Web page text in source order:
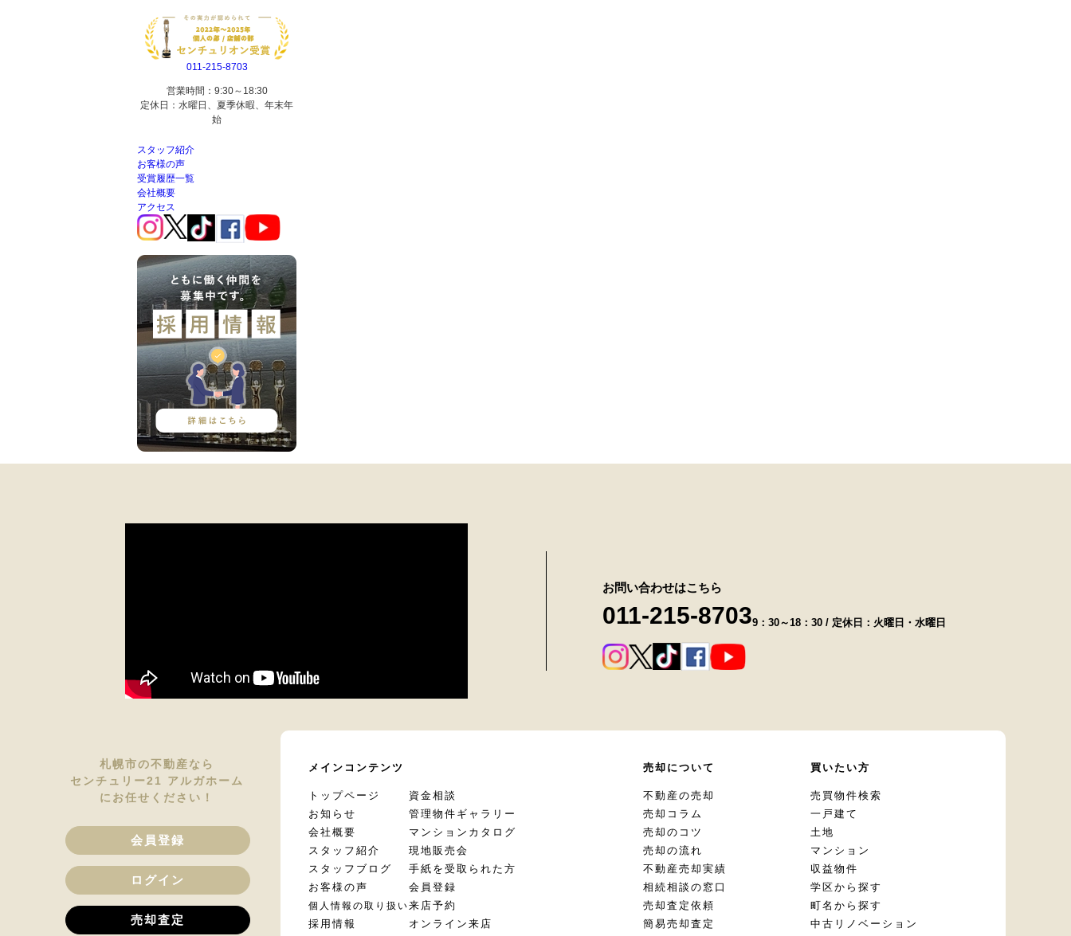
011-215-8703
営業時間：9:30～18:30
定休日：水曜日、夏季休暇、年末年
始
スタッフ紹介
お客様の声
受賞履歴一覧
会社概要
アクセス
お問い合わせはこちら
011-215-87039：30～18：30 / 定休日：火曜日・水曜日
札幌市の不動産なら
センチュリー21 アルガホーム
にお任せください！
会員登録
ログイン
売却査定
メインコンテンツ
トップページ
お知らせ
会社概要
スタッフ紹介
スタッフブログ
お客様の声
個人情報の取り扱い
採用情報
資金相談
管理物件ギャラリー
マンションカタログ
現地販売会
手紙を受取られた方
会員登録
来店予約
オンライン来店
売却について
不動産の売却
売却コラム
売却のコツ
売却の流れ
不動産売却実績
相続相談の窓口
売却査定依頼
簡易売却査定
買いたい方
売買物件検索
一戸建て
土地
マンション
収益物件
学区から探す
町名から探す
中古リノベーション